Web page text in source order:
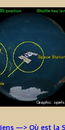
—> Où est la